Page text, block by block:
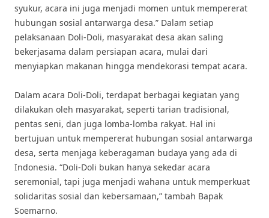
syukur, acara ini juga menjadi momen untuk mempererat
hubungan sosial antarwarga desa.” Dalam setiap
pelaksanaan Doli-Doli, masyarakat desa akan saling
bekerjasama dalam persiapan acara, mulai dari
menyiapkan makanan hingga mendekorasi tempat acara.
Dalam acara Doli-Doli, terdapat berbagai kegiatan yang
dilakukan oleh masyarakat, seperti tarian tradisional,
pentas seni, dan juga lomba-lomba rakyat. Hal ini
bertujuan untuk mempererat hubungan sosial antarwarga
desa, serta menjaga keberagaman budaya yang ada di
Indonesia. “Doli-Doli bukan hanya sekedar acara
seremonial, tapi juga menjadi wahana untuk memperkuat
solidaritas sosial dan kebersamaan,” tambah Bapak
Soemarno.